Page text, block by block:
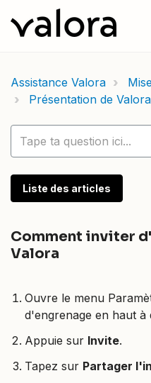
Assistance Valora
Présentation de Valora
Liste des articles
Comment inviter
Valora
Ouvre le menu
d'engrenage en haut
Appuie sur Invite.
Tapez sur Partager